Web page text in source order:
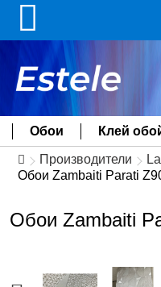
Обои Клей
Производители
Обои Zambaiti Parati
Обои Zambaiti